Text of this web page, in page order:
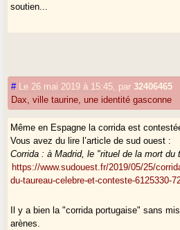
soutien...
# Le 26 mai 2019 à 15:45 par32406465
Dax, ville taurine, une identité gasconne
Même en Espagne la corrida est
Vous avez du lire l’article de sud ouest :
Corrida : à Madrid, le "rituel de la mort du
https://www.sudouest.fr/2019/05/25/
du-taureau-celebre-et-conteste-6125330-
Il y a bien la "corrida portugaise" sans
arènes.